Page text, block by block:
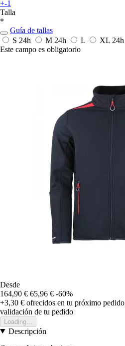
+-1
Talla
*
Guía de tallas
S 24h M 24h L XL 24h
Este campo es obligatorio
Desde
164,90 € 65,96 € -60%
+3,30 € ofrecidos en tu próximo pedido
validación de tu pedido
Loading...
Descripción